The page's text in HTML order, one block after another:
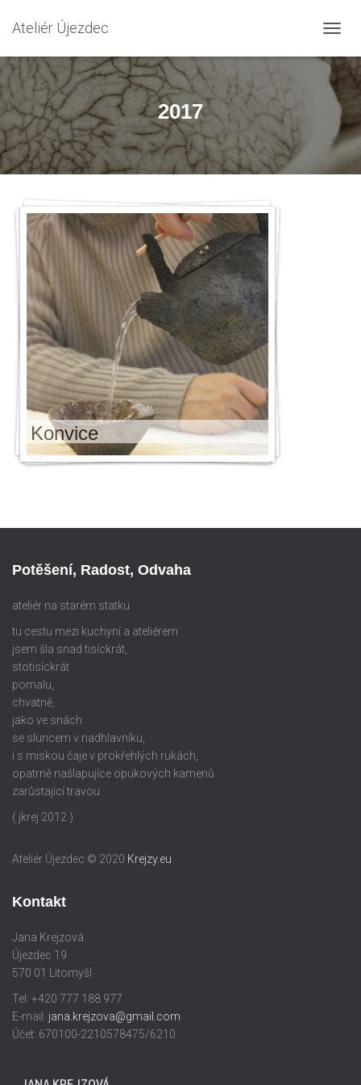
Ateliér Újezdec
Ř
P
N
U
T
2017
Konvice
Potěšení, Radost, Odvaha
ateliér na starém statku
tu cestu mezi kuchyní a ateliérem
jsem šla snad tisíckrát,
stotisíckrát
pomalu,
chvatně,
jako ve snách
se sluncem v nadhlavníku,
i s miskou čaje v prokřehlých rukách,
opatrně našlapujíce opukových kamenů
zarůstající travou
( jkrej 2012 )
Ateliér Újezdec © 2020 Krejzy.eu
Kontakt
Jana Krejzová
Újezdec 19
570 01 Litomyšl
Tel: +420 777 188 977
E-mail: jana.krejzova@gmail.com
Účet: 670100-2210578475/6210